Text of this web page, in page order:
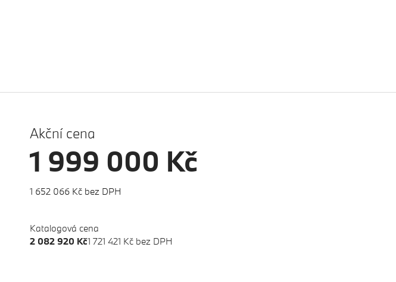
Akční cena
1 999 000 Kč
1 652 066 Kč bez DPH
Katalogová cena
2 082 920 Kč1 721 421 Kč bez DPH